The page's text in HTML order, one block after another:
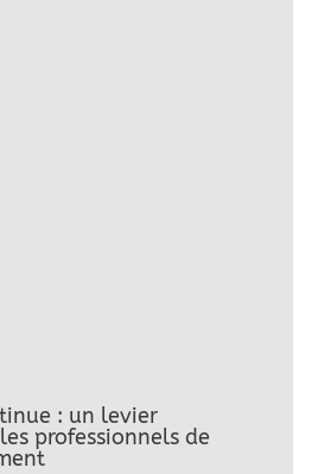
: un levier
professionnels de